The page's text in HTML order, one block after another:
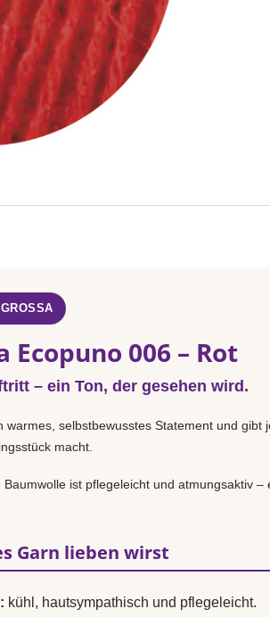
Ecopuno 006 – Rot
– ein Ton, der gesehen wird.
warmes, selbstbewusstes Statement und gibt
macht.
ist pflegeleicht und atmungsaktiv
Garn lieben wirst
kühl, hautsympathisch und pflegeleicht.